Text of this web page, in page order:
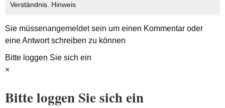
Verständnis. Hinweis
Sie müssenangemeldetsein um einen Kommentar oder
eine Antwort schreiben zu können
Bitte loggen Sie sich ein
×
Bitte loggen Sie sich ein